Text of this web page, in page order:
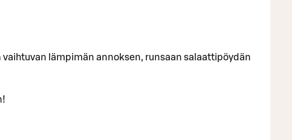
lämpimän annoksen, runsaan salaattipöydän